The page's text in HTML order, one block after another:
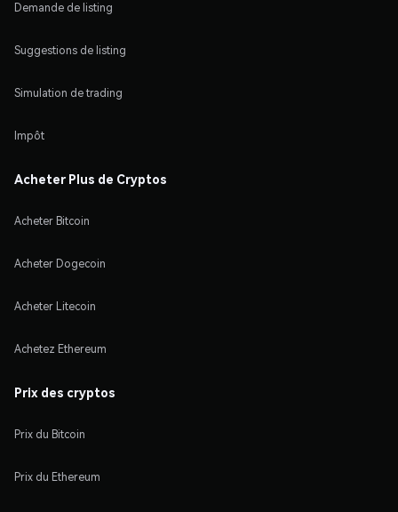
Demande de listing
Suggestions de listing
Simulation de trading
Impôt
Acheter Plus de Cryptos
Acheter Bitcoin
Acheter Dogecoin
Acheter Litecoin
Achetez Ethereum
Prix des cryptos
Prix du Bitcoin
Prix du Ethereum